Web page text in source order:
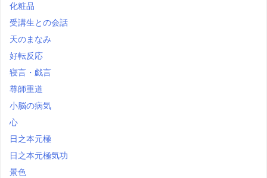
化粧品
受講生との会話
天のまなみ
好転反応
寝言・戯言
尊師重道
小脳の病気
心
日之本元極
日之本元極気功
景色